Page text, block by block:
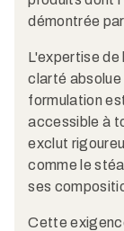
démontrée
L'expertise de
clarté absolue
formulation
accessible à
exclut
comme le
ses
Cette